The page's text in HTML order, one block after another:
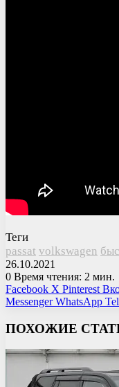
Теги
passat volkswagen
26.10.2021
0 Время чтения: 2 мин.
Facebook X Pinterest
Messenger WhatsApp
ПОХОЖИЕ